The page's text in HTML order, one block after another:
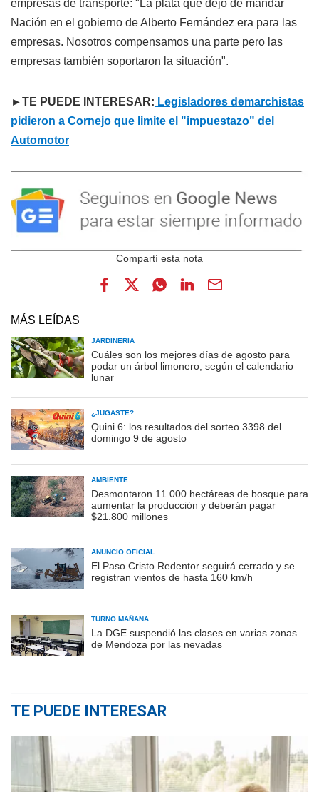
empresas de transporte: "La plata que dejó de mandar
Nación en el gobierno de Alberto Fernández era para las
empresas. Nosotros compensamos una parte pero las
empresas también soportaron la situación".
►TE PUEDE INTERESAR: Legisladores demarchistas
pidieron a Cornejo que limite el "impuestazo" del
Automotor
MÁS LEÍDAS
JARDINERÍA
Cuáles son los mejores días de agosto para
podar un árbol limonero, según el calendario
lunar
¿JUGASTE?
Quini 6: los resultados del sorteo 3398 del
domingo 9 de agosto
AMBIENTE
Desmontaron 11.000 hectáreas de bosque para
aumentar la producción y deberán pagar
$21.800 millones
ANUNCIO OFICIAL
El Paso Cristo Redentor seguirá cerrado y se
registran vientos de hasta 160 km/h
TURNO MAÑANA
La DGE suspendió las clases en varias zonas
de Mendoza por las nevadas
TE PUEDE INTERESAR